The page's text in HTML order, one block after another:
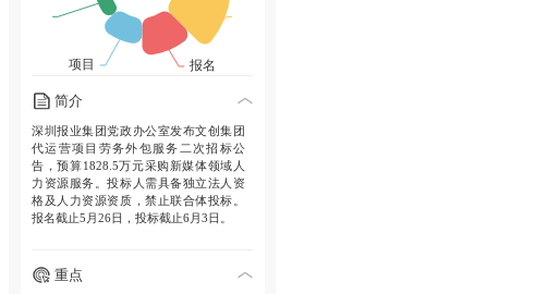
简介
深圳报业集团党政办公室发布文创集团
代运营项目劳务外包服务二次招标公
告，预算1828.5万元采购新媒体领域人
力资源服务。投标人需具备独立法人资
格及人力资源资质，禁止联合体投标。
报名截止5月26日，投标截止6月3日。
重点